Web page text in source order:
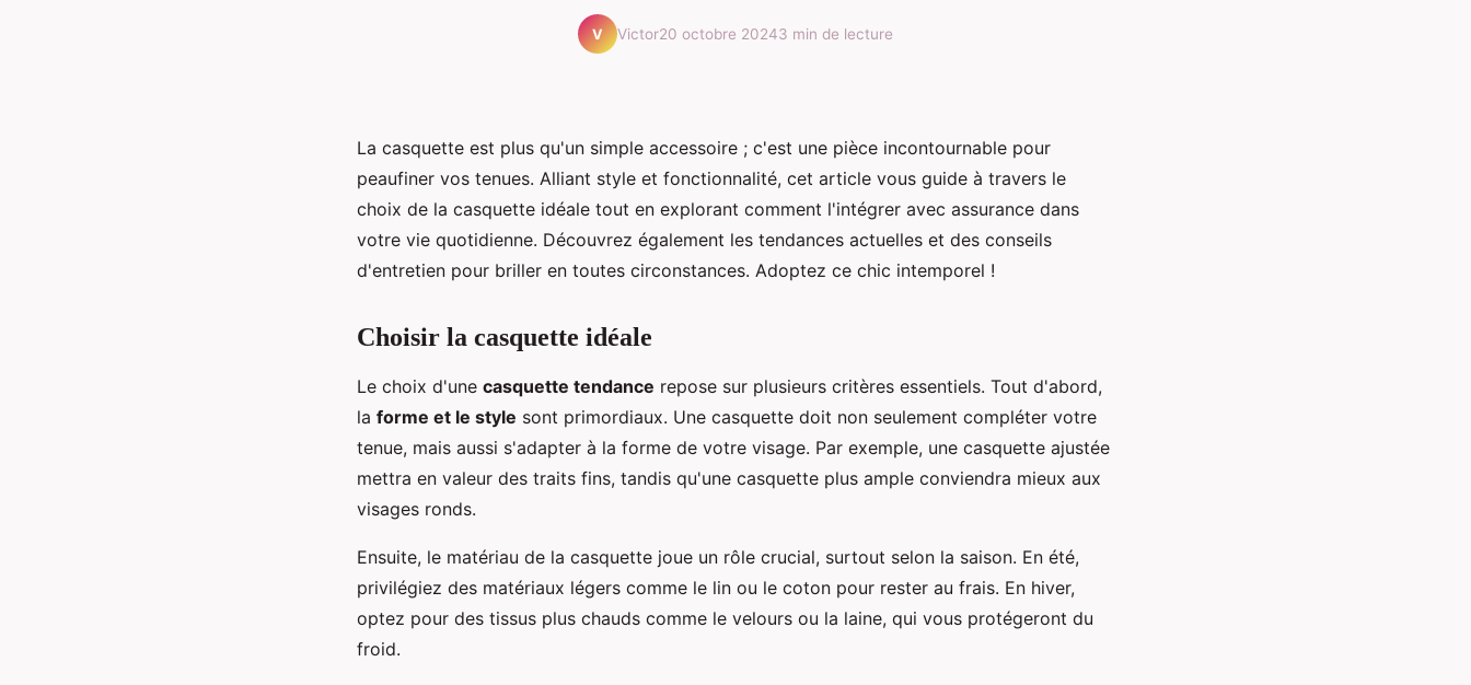
V Victor20 octobre 20243 min de lecture
La casquette est plus qu'un simple accessoire ; c'est une pièce incontournable pour
peaufiner vos tenues. Alliant style et fonctionnalité, cet article vous guide à travers le
choix de la casquette idéale tout en explorant comment l'intégrer avec assurance dans
votre vie quotidienne. Découvrez également les tendances actuelles et des conseils
d'entretien pour briller en toutes circonstances. Adoptez ce chic intemporel !
Choisir la casquette idéale
Le choix d'une casquette tendance repose sur plusieurs critères essentiels. Tout d'abord,
la forme et le style sont primordiaux. Une casquette doit non seulement compléter votre
tenue, mais aussi s'adapter à la forme de votre visage. Par exemple, une casquette ajustée
mettra en valeur des traits fins, tandis qu'une casquette plus ample conviendra mieux aux
visages ronds.
Ensuite, le matériau de la casquette joue un rôle crucial, surtout selon la saison. En été,
privilégiez des matériaux légers comme le lin ou le coton pour rester au frais. En hiver,
optez pour des tissus plus chauds comme le velours ou la laine, qui vous protégeront du
froid.